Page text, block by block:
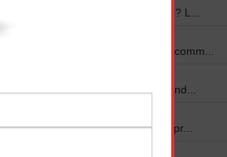
Où draguer facilement ? L...
Syndrome du canard : comm...
Savoir reconnaître quand...
23 caractéristiques surpr...